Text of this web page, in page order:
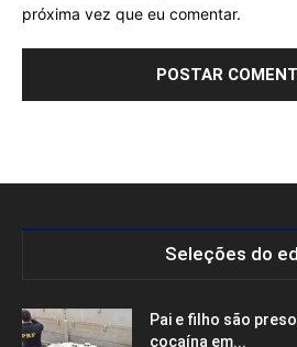
próxima vez que eu comentar.
Seleções do
Pai e filho são
cocaína em...